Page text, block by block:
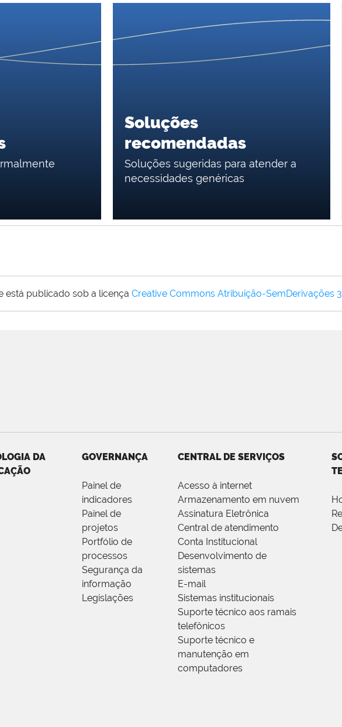
Soluções
recomendadas
Soluções sugeridas para atender a
necessidades genéricas
está publicado sob a licença Creative Commons Atribuição-SemDerivações
DA
GOVERNANÇA
Painel de
indicadores
Painel de
projetos
Portfólio de
processos
Segurança da
informação
Legislações
CENTRAL DE SERVIÇOS
Acesso à internet
Armazenamento em nuvem
Assinatura Eletrônica
Central de atendimento
Conta Institucional
Desenvolvimento de
sistemas
E-mail
Sistemas institucionais
Suporte técnico aos ramais
telefônicos
Suporte técnico e
manutenção em
computadores